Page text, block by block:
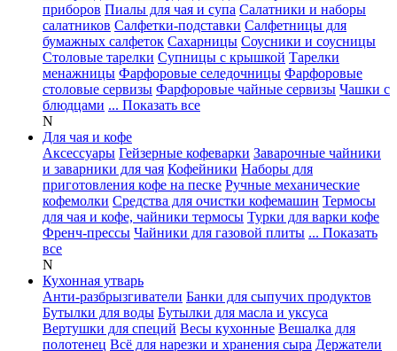
приборов Пиалы для чая и супа Салатники и наборы
салатников Салфетки-подставки Салфетницы для
бумажных салфеток Сахарницы Соусники и соусницы
Столовые тарелки Супницы с крышкой Тарелки
менажницы Фарфоровые селедочницы Фарфоровые
столовые сервизы Фарфоровые чайные сервизы Чашки с
блюдцами ... Показать все
N
Для чая и кофе
Аксессуары Гейзерные кофеварки Заварочные чайники
и заварники для чая Кофейники Наборы для
приготовления кофе на песке Ручные механические
кофемолки Средства для очистки кофемашин Термосы
для чая и кофе, чайники термосы Турки для варки кофе
Френч-прессы Чайники для газовой плиты ... Показать
все
N
Кухонная утварь
Анти-разбрызгиватели Банки для сыпучих продуктов
Бутылки для воды Бутылки для масла и уксуса
Вертушки для специй Весы кухонные Вешалка для
полотенец Всё для нарезки и хранения сыра Держатели